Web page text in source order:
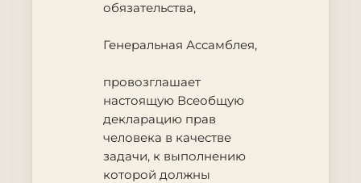
обязательства,
Генеральная Ассамблея,
провозглашает
настоящую Всеобщую
декларацию прав
человека в качестве
задачи, к выполнению
которой должны